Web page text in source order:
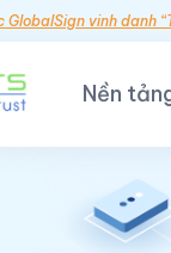
GlobalSign vinh danh
Nền